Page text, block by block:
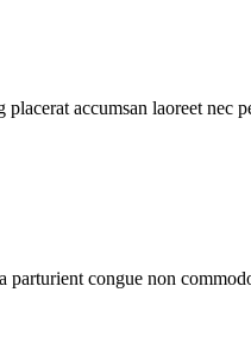
accumsan laoreet nec
parturient congue non